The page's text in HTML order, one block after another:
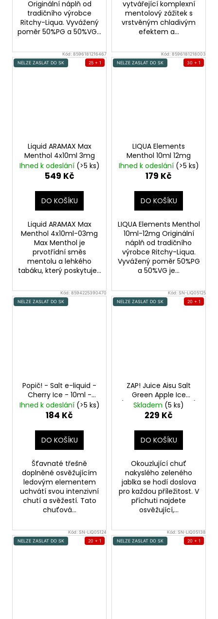
Originální náplň od
tradičního výrobce
Ritchy-Liqua. Vyvážený
poměr 50%PG a 50%VG...
vytvářející komplexní
mentolový zážitek s
vrstvěným chladivým
efektem a...
Kód:8596181216467
NELZE ZASLAT DO SK
25 + 1
Liquid ARAMAX Max
Menthol 4x10ml 3mg
Ihned k odeslání (>5 ks)
549 Kč
DO KOŠÍKU
Liquid ARAMAX Max
Menthol 4x10ml-03mg
Max Menthol je
prvotřídní směs
mentolu a lehkého
tabáku, který poskytuje...
Kód:8596181218003
NELZE ZASLAT DO SK
30 + 1
LIQUA Elements
Menthol 10ml 12mg
Ihned k odeslání (>5 ks)
179 Kč
DO KOŠÍKU
LIQUA Elements Menthol
10ml-12mg Originální
náplň od tradičního
výrobce Ritchy-Liqua.
Vyvážený poměr 50%PG
a 50%VG je...
Kód:8594225390470
NELZE ZASLAT DO SK
Popič! - Salt e-liquid -
Cherry Ice - 10ml -
20mgLedové třešně
Ihned k odeslání (>5 ks)
184 Kč
DO KOŠÍKU
Šťavnaté třešně
doplněné osvěžujícím
ledovým elementem
uchvátí svou intenzivní
chutí a svěžestí. Tato
chuťová...
Kód:SN-LIQ05125
NELZE ZASLAT DO SK
20 + 1
ZAP! Juice Aisu Salt
Green Apple Ice
(Ledové zelené jablko)
10ml 10mg
Skladem (5 ks)
229 Kč
DO KOŠÍKU
Okouzlující chuť
nakyslého zeleného
jablka se hodí doslova
pro každou příležitost. V
příchuti najdete
osvěžující,...
Kód:SN-LIQ05124
NELZE ZASLAT DO SK
20 + 1
Kód:SN-LIQ05138
NELZE ZASLAT DO SK
20 + 1